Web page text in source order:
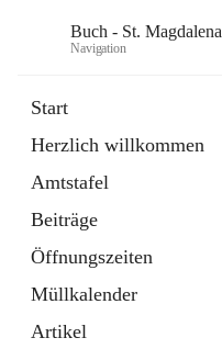
Buch - St. Magdalena
Navigation
Start
Herzlich willkommen
Amtstafel
Beiträge
Öffnungszeiten
Müllkalender
Artikel
11 Schnellzugriffe
Bürgerservice
10 Schnellzugriffe